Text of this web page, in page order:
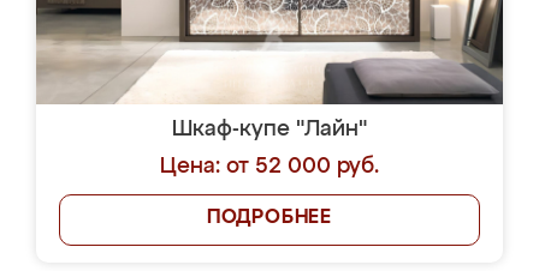
Шкаф-купе "Лайн"
Цена: от 52 000 руб.
ПОДРОБНЕЕ